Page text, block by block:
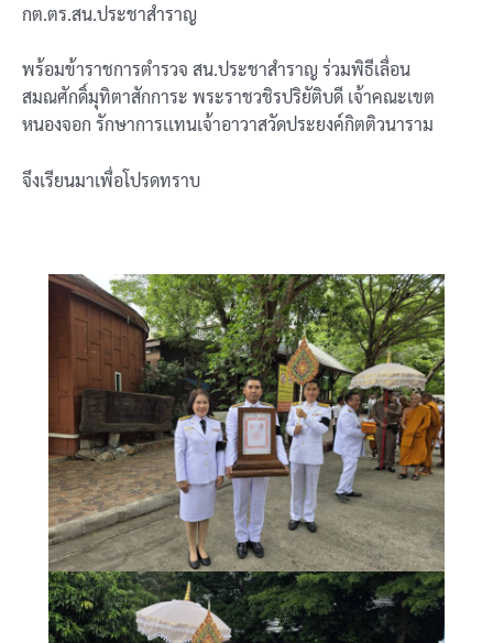
กต.ตร.สน.ประชาสำราญ
พร้อมข้าราชการตำรวจ สน.ประชาสำราญ ร่วมพิธีเลื่อน
สมณศักดิ์มุทิตาสักการะ พระราชวชิรปริยัติบดี เจ้าคณะเขต
หนองจอก รักษาการเเทนเจ้าอาวาสวัดประยงค์กิตติวนาราม
จึงเรียนมาเพื่อโปรดทราบ